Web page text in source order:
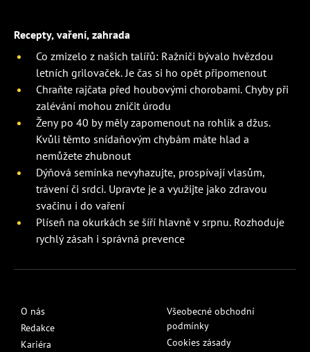
Recepty, vaření, zahrada
Co zmizelo z našich talířů: Ražniči bývalo hvězdou
letních grilovaček. Je čas si ho opět připomenout
Chraňte rajčata před houbovými chorobami. Chyby při
zalévání mohou zničit úrodu
Ženy po 40 by měly zapomenout na rohlík a džus.
Kvůli těmto snídaňovým chybám máte hlad a
nemůžete zhubnout
Dýňová semínka nevyhazujte, prospívají vlasům,
trávení či srdci. Upravte je a využijte jako zdravou
svačinu i do vaření
Plíseň na okurkách se šíří hlavně v srpnu. Rozhoduje
rychlý zásah i správná prevence
O nás
Redakce
Kariéra
Všeobecné obchodní
podmínky
Cookies zásady